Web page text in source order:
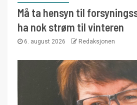
Må ta hensyn til
ha nok strøm til vinteren
6. august 2026 Redaksjonen